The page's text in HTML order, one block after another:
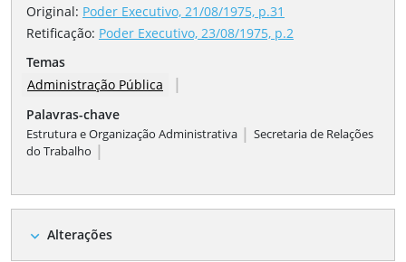
Original: Poder Executivo, 21/08/1975, p.31
Retificação: Poder Executivo, 23/08/1975, p.2
Temas
Administração Pública
|
Palavras-chave
Estrutura e Organização Administrativa | Secretaria de Relações
do Trabalho |
expand_more Alterações